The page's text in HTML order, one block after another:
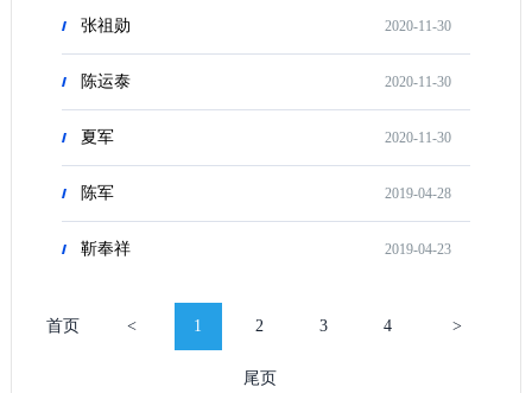
张祖勋 2020-11-30
陈运泰 2020-11-30
夏军 2020-11-30
陈军 2019-04-28
靳奉祥 2019-04-23
首页 < 1 2 3 4 >
尾页